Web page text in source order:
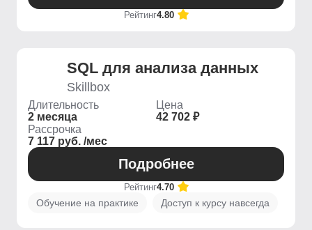
Рейтинг4.80
SQL для анализа данных
Skillbox
Длительность
2 месяца
Цена
42 702 ₽
Рассрочка
7 117 руб. /мес
Подробнее
Рейтинг4.70
Обучение на практике Доступ к курсу навсегда